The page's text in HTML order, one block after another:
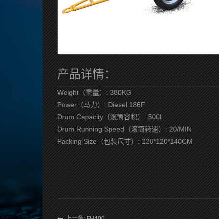
产品详情：
Weight（重量）: 380KG
Power（马力）: Diesel 186F
Drum Capacity（滚筒容积）: 500L
Drum Running Speed（滚筒转速）: 20/MIN
Packing Size（包装尺寸）: 220*120*140CM